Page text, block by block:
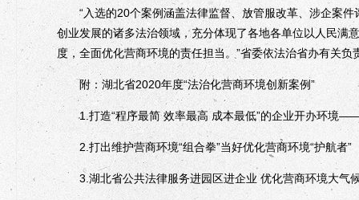
“入选的20个案例涵盖法律监督、放管服改革、涉企案件
创业发展的诸多法治领域，充分体现了各地各单位以人民满
度，全面优化营商环境的责任担当。”省委依法治省办有关负
附：湖北省2020年度“法治化营商环境创新案例”
1.打造“程序最简 效率最高 成本最低”的企业开办环境——
2.打出维护营商环境“组合拳”当好优化营商环境“护航者”
3.湖北省公共法律服务进园区进企业 优化营商环境大气